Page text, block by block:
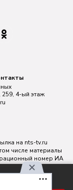
259, 4-ый этаж
на nts-tv.ru
числе материалы
номер ИА
службой по
и массовых